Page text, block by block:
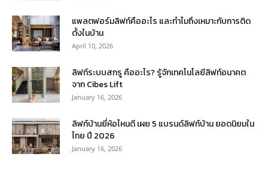
แพลตฟอร์มลิฟท์คืออะไร และทำไมถึงเหมาะกับการติด
ตั้งในบ้าน
April 10, 2026
ลิฟท์ระบบสกรู คืออะไร? รู้จักเทคโนโลยีลิฟท์อนาคต
จาก Cibes Lift
January 16, 2026
ลิฟท์บ้านยี่ห้อไหนดี เผย 5 แบรนด์ลิฟท์บ้าน ยอดนิยมใน
ไทย ปี 2026
January 16, 2026